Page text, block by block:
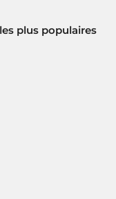
plus populaires